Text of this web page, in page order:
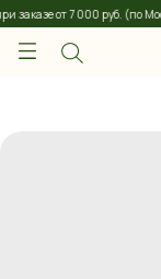
заказе от 7 000 руб. (по